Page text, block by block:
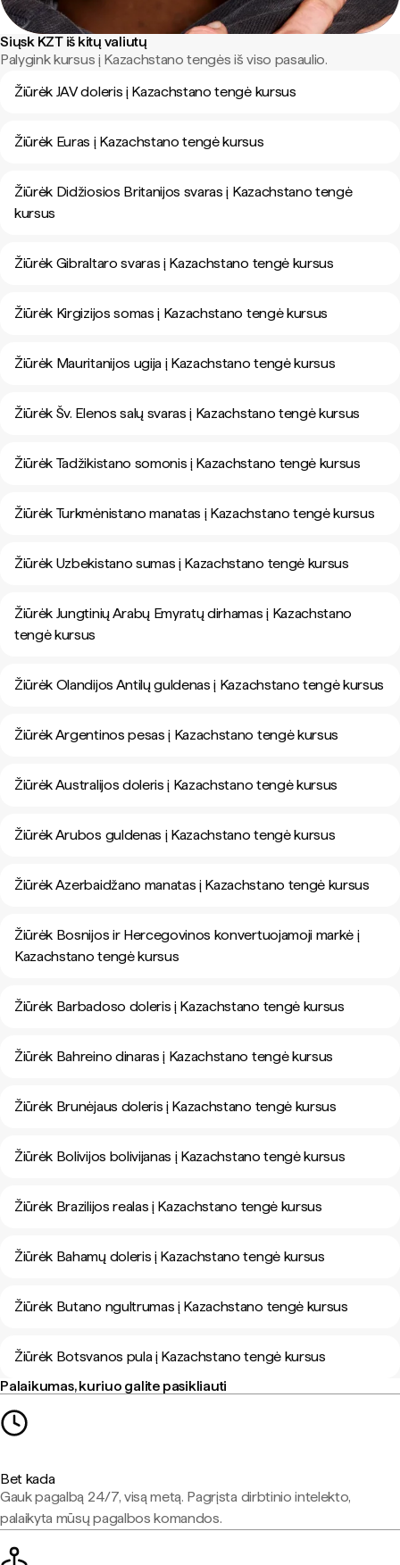
Siųsk KZT iš kitų valiutų
Palygink kursus į Kazachstano tengės iš viso pasaulio.
Žiūrėk JAV doleris į Kazachstano tengė kursus
Žiūrėk Euras į Kazachstano tengė kursus
Žiūrėk Didžiosios Britanijos svaras į Kazachstano tengė
kursus
Žiūrėk Gibraltaro svaras į Kazachstano tengė kursus
Žiūrėk Kirgizijos somas į Kazachstano tengė kursus
Žiūrėk Mauritanijos ugija į Kazachstano tengė kursus
Žiūrėk Šv. Elenos salų svaras į Kazachstano tengė kursus
Žiūrėk Tadžikistano somonis į Kazachstano tengė kursus
Žiūrėk Turkmėnistano manatas į Kazachstano tengė kursus
Žiūrėk Uzbekistano sumas į Kazachstano tengė kursus
Žiūrėk Jungtinių Arabų Emyratų dirhamas į Kazachstano
tengė kursus
Žiūrėk Olandijos Antilų guldenas į Kazachstano tengė kursus
Žiūrėk Argentinos pesas į Kazachstano tengė kursus
Žiūrėk Australijos doleris į Kazachstano tengė kursus
Žiūrėk Arubos guldenas į Kazachstano tengė kursus
Žiūrėk Azerbaidžano manatas į Kazachstano tengė kursus
Žiūrėk Bosnijos ir Hercegovinos konvertuojamoji markė į
Kazachstano tengė kursus
Žiūrėk Barbadoso doleris į Kazachstano tengė kursus
Žiūrėk Bahreino dinaras į Kazachstano tengė kursus
Žiūrėk Brunėjaus doleris į Kazachstano tengė kursus
Žiūrėk Bolivijos bolivijanas į Kazachstano tengė kursus
Žiūrėk Brazilijos realas į Kazachstano tengė kursus
Žiūrėk Bahamų doleris į Kazachstano tengė kursus
Žiūrėk Butano ngultrumas į Kazachstano tengė kursus
Žiūrėk Botsvanos pula į Kazachstano tengė kursus
Palaikumas, kuriuo galite pasikliauti
Bet kada
Gauk pagalbą 24/7, visą metą. Pagrįsta dirbtinio intelekto,
palaikyta mūsų pagalbos komandos.